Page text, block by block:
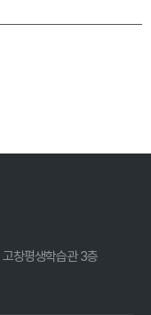
창평생학습관 3층